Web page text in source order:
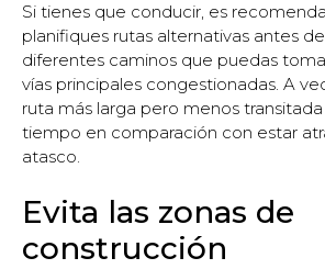
Si tienes que conducir, es
planifiques rutas alternativas antes
diferentes caminos que puedas
vías principales congestionadas. A
ruta más larga pero menos
tiempo en comparación con estar
atasco.
Evita las zonas de
construcción